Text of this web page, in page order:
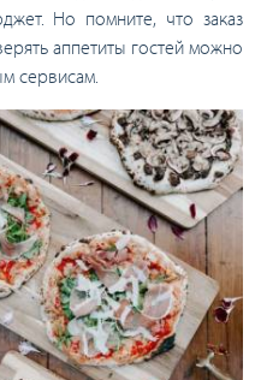
Но помните, что заказ
аппетиты гостей можно
сервисам.